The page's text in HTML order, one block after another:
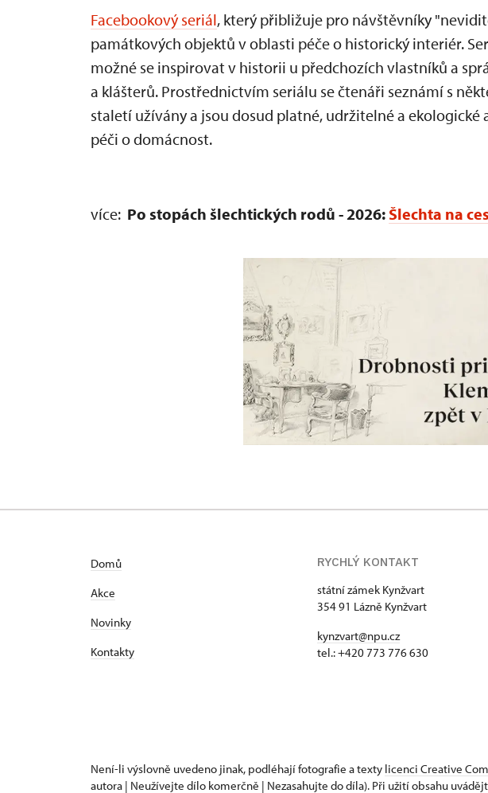
Facebookový seriál, který přibližuje pro návštěvníky
památkových objektů v oblasti péče o historický interiér.
možné se inspirovat v historii u předchozích vlastníků a
a klášterů. Prostřednictvím seriálu se čtenáři seznámí s
staletí užívány a jsou dosud platné, udržitelné a ekologické
péči o domácnost.
více: Po stopách šlechtických rodů - 2026: Šlechta na
Domů
Akce
Novinky
Kontakty
RYCHLÝ KONTAKT
státní zámek Kynžvart
354 91 Lázně Kynžvart
kynzvart@npu.cz
tel.: +420 773 776 630
Není-li výslovně uvedeno jinak, podléhají fotografie a texty licenci Creative
autora | Neužívejte dílo komerčně | Nezasahujte do díla). Při užití obsahu